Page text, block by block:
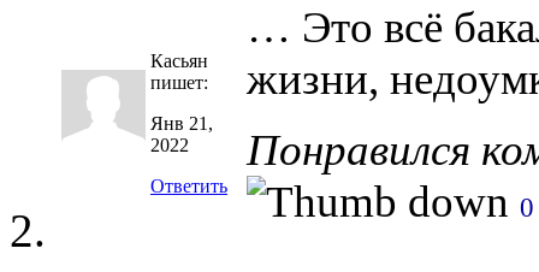
Касьян
пишет:
Янв 21,
2022
Ответить
… Это всё
жизни,
Понравился
0